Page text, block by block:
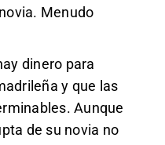
Menudo
dinero para
y que las
Aunque
de su novia no